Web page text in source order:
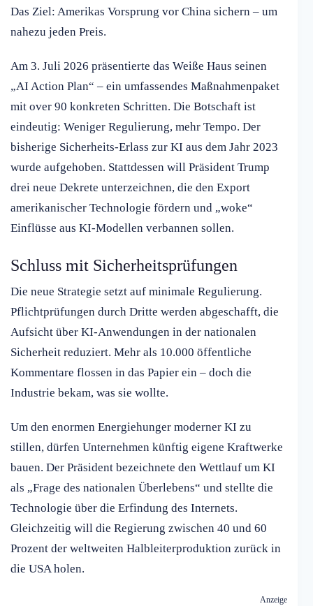
Das Ziel: Amerikas Vorsprung vor China sichern – um
nahezu jeden Preis.
Am 3. Juli 2026 präsentierte das Weiße Haus seinen
„AI Action Plan“ – ein umfassendes Maßnahmenpaket
mit over 90 konkreten Schritten. Die Botschaft ist
eindeutig: Weniger Regulierung, mehr Tempo. Der
bisherige Sicherheits-Erlass zur KI aus dem Jahr 2023
wurde aufgehoben. Stattdessen will Präsident Trump
drei neue Dekrete unterzeichnen, die den Export
amerikanischer Technologie fördern und „woke“
Einflüsse aus KI-Modellen verbannen sollen.
Schluss mit Sicherheitsprüfungen
Die neue Strategie setzt auf minimale Regulierung.
Pflichtprüfungen durch Dritte werden abgeschafft, die
Aufsicht über KI-Anwendungen in der nationalen
Sicherheit reduziert. Mehr als 10.000 öffentliche
Kommentare flossen in das Papier ein – doch die
Industrie bekam, was sie wollte.
Um den enormen Energiehunger moderner KI zu
stillen, dürfen Unternehmen künftig eigene Kraftwerke
bauen. Der Präsident bezeichnete den Wettlauf um KI
als „Frage des nationalen Überlebens“ und stellte die
Technologie über die Erfindung des Internets.
Gleichzeitig will die Regierung zwischen 40 und 60
Prozent der weltweiten Halbleiterproduktion zurück in
die USA holen.
Anzeige